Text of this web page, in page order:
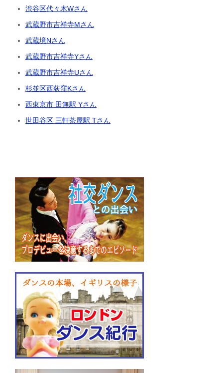
渋谷区代々木Wさん
武蔵野市吉祥寺Mさん
武蔵境Nさん
武蔵野市吉祥寺Yさん
武蔵野市吉祥寺Uさん
杉並区西荻窪Kさん
西東京市 田無駅 Yさん
世田谷区 三軒茶屋駅 Tさん